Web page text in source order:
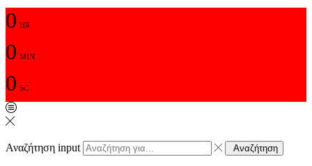
0 HR
0 MIN
0 SC
Αναζήτηση input Αναζήτηση